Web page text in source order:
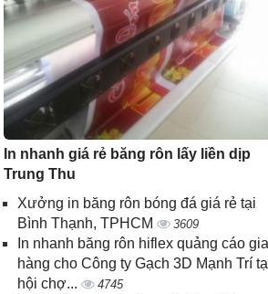
In nhanh giá rẻ băng rôn lấy liền dịp
Trung Thu
Xưởng in băng rôn bóng đá giá rẻ tại
Bình Thạnh, TPHCM
3609
In nhanh băng rôn hiflex quảng cáo
hàng cho Công ty Gạch 3D Mạnh Trí
hội chợ...
4745